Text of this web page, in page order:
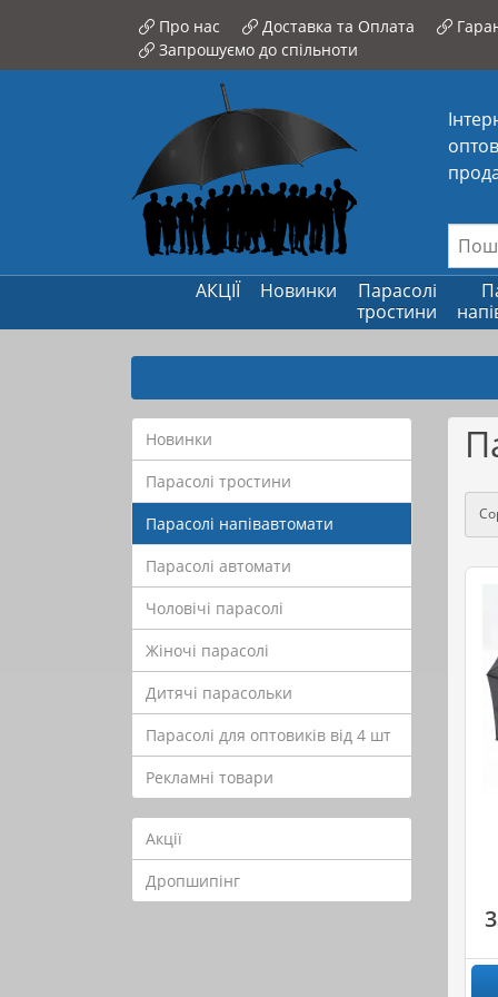
Про нас Доставка та Оплата
Запрошуємо до спільноти
АКЦІЇ Новинки
Парасолі
тростини
Новинки
Парасолі тростини
Парасолі напівавтомати
Парасолі автомати
Чоловічі парасолі
Жіночі парасолі
Дитячі парасольки
Парасолі для оптовиків від 4 шт
Рекламні товари
Акції
Дропшипінг